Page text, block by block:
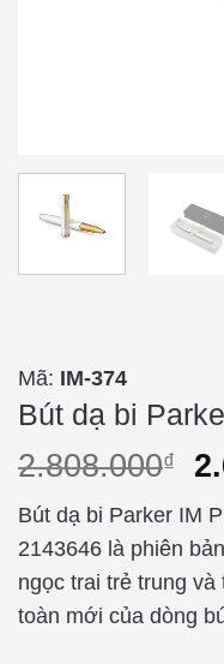
Mã: IM-374
Bút dạ bi
2.808.000₫
Bút dạ bi Parker IM
2143646 là phiên
ngọc trai trẻ trung
toàn mới của dòng